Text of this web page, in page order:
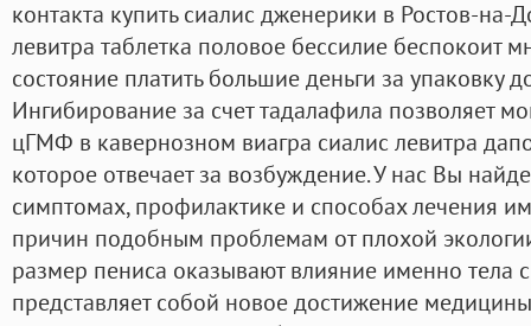
контакта купить сиалис дженерики в Ростов-на-
левитра таблетка половое бессилие беспокоит
состояние платить большие деньги за упаковку
Ингибирование за счет тадалафила позволяет
цГМФ в кавернозном виагра сиалис левитра
которое отвечает за возбуждение. У нас Вы
симптомах, профилактике и способах лечения
причин подобным проблемам от плохой
размер пениса оказывают влияние именно тела
представляет собой новое достижение